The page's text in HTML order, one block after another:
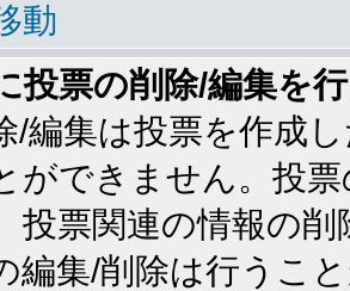
動
投票の削除/編集を
/編集は投票を作成
ができません。投
投票関連の情報の
編集/削除は行うこ